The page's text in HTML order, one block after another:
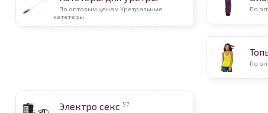
По оптовым ценам Уретральные
катетеры.
По
По
Электро секс 57